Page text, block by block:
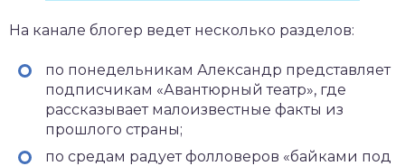
На канале блогер ведет несколько разделов:
по понедельникам Александр представляет
подписчикам «Авантюрный театр», где
рассказывает малоизвестные факты из
прошлого страны;
по средам радует фолловеров «байками под